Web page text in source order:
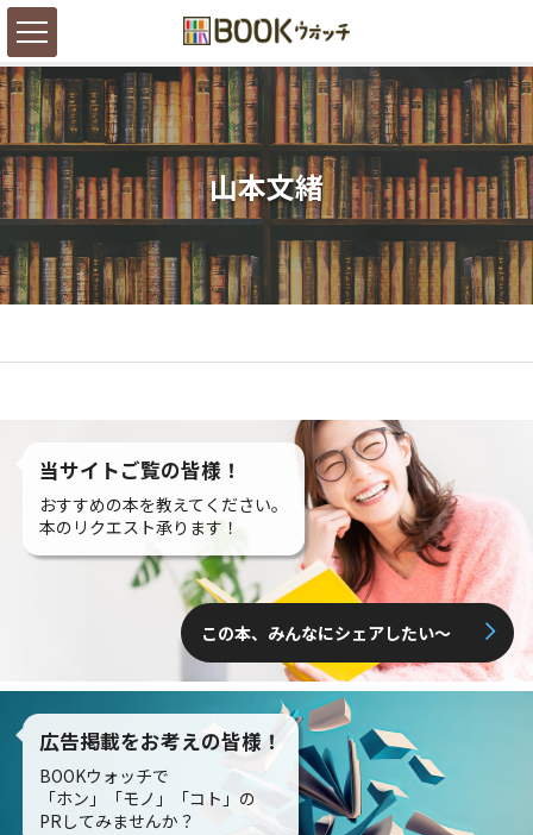
山本文緒
当サイトご覧の皆様！
おすすめの本を教えてください。
本のリクエスト承ります！
この本、みんなにシェアしたい〜
広告掲載をお考えの皆様！
BOOKウォッチで
「ホン」「モノ」「コト」の
PRしてみませんか？